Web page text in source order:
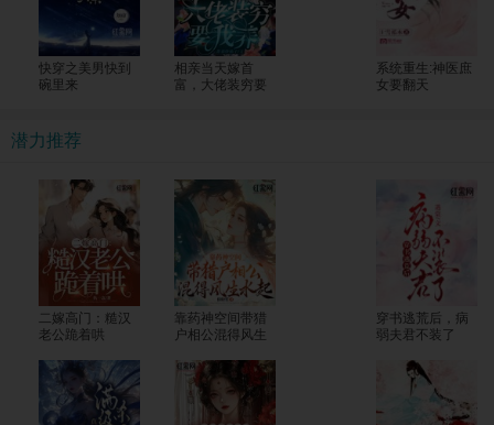
快穿之美男快到
碗里来
相亲当天嫁首
富，大佬装穷要
系统重生:神医庶
女要翻天
潜力推荐
二嫁高门：糙汉
老公跪着哄
靠药神空间带猎
户相公混得风生
穿书逃荒后，病
弱夫君不装了